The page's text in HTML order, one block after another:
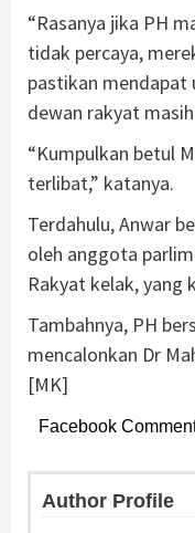
“Rasanya jika PH
tidak percaya,
pastikan mendapat
dewan rakyat
“Kumpulkan betul
terlibat,” katanya.
Terdahulu, Anwar
oleh anggota
Rakyat kelak, yang
Tambahnya, PH
mencalonkan Dr
[MK]
Facebook
Author Profile